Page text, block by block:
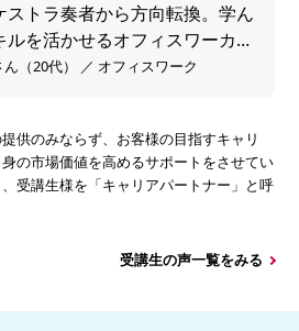
ストラ奏者から方向転換。学ん
ルを活かせるオフィスワーカー
ん（20代） ／ オフィスワーク
供のみならず、お客様の目指すキャリ
の市場価値を高めるサポートをさせてい
受講生様を「キャリアパートナー」と呼
受講生の声一覧をみる